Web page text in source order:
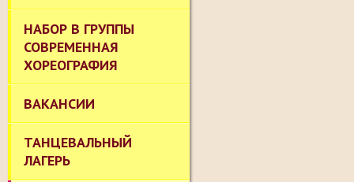
НАБОР В ГРУППЫ
СОВРЕМЕННАЯ
ХОРЕОГРАФИЯ
ВАКАНСИИ
ТАНЦЕВАЛЬНЫЙ
ЛАГЕРЬ